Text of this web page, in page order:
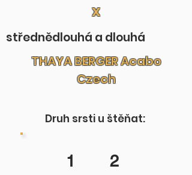
x
střednědlouhá a dlouhá
THAYA BERGER Acabo
Czech
Druh srsti u štěňat:
1 2